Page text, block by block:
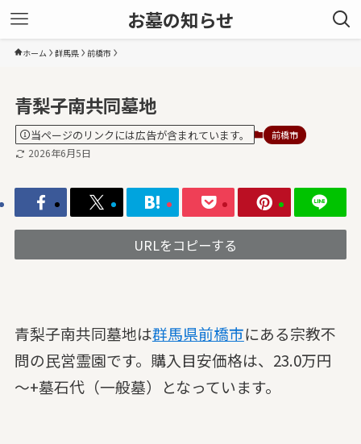
お墓の知らせ
ホーム 群馬県 前橋市
青梨子南共同墓地
当ページのリンクには広告が含まれています。 前橋市
2026年6月5日
URLをコピーする
青梨子南共同墓地は群馬県前橋市にある宗教不
問の民営霊園です。購入目安価格は、23.0万円
～+墓石代（一般墓）となっています。